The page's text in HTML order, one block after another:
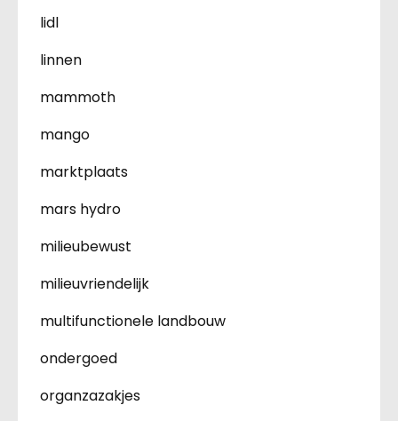
lidl
linnen
mammoth
mango
marktplaats
mars hydro
milieubewust
milieuvriendelijk
multifunctionele landbouw
ondergoed
organzazakjes